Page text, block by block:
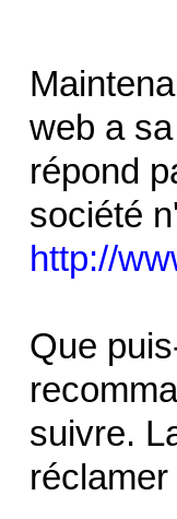
web a
répond
société
http://
Que
suivre.